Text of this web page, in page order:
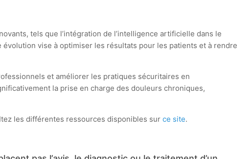
tels que l’intégration de l’intelligence artificielle dans le
vise à optimiser les résultats pour les patients et à rendre
et améliorer les pratiques sécuritaires en
la prise en charge des douleurs chroniques,
les différentes ressources disponibles surce site.